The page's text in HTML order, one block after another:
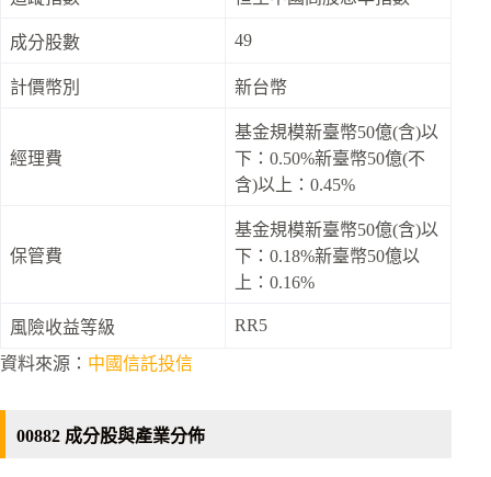
成分股數 49
計價幣別 新台幣
經理費
基金規模新臺幣50億(含)以
下：0.50%新臺幣50億(不
含)以上：0.45%
保管費
基金規模新臺幣50億(含)以
下：0.18%新臺幣50億以
上：0.16%
風險收益等級 RR5
資料來源： 中國信託投信
00882 成分股與產業分佈